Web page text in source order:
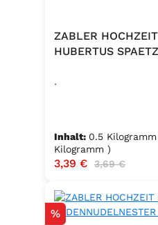
ZABLER
HUBERTUS
.
Inhalt: 0.5 Kilogramm
Kilogramm )
Verkaufspreis:
3,39 € Regulärer Preis:
3,69 €
Rabatt
%